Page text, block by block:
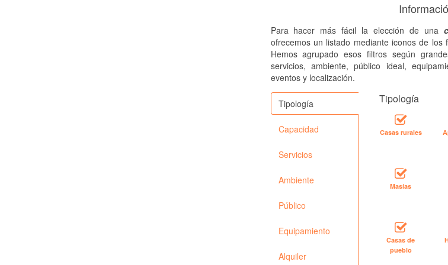
Para hacer más fácil la elección de una
ofrecemos un listado mediante iconos de
Hemos agrupado esos filtros según
servicios, ambiente, público ideal,
eventos y localización.
Tipología
Capacidad
Servicios
Ambiente
Público
Equipamiento
Alquiler
Tipología
Casas rurales
Masías
Casas de
pueblo